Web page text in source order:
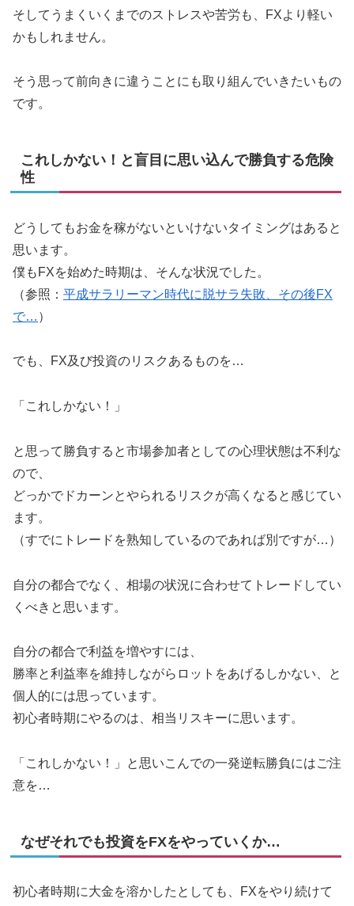
そしてうまくいくまでのストレスや苦労も、FXより軽い
かもしれません。
そう思って前向きに違うことにも取り組んでいきたいもの
です。
これしかない！と盲目に思い込んで勝負する危険
性
どうしてもお金を稼がないといけないタイミングはあると
思います。
僕もFXを始めた時期は、そんな状況でした。
（参照： 平成サラリーマン時代に脱サラ失敗、その後FX
で… ）
でも、FX及び投資のリスクあるものを…
「これしかない！」
と思って勝負すると市場参加者としての心理状態は不利な
ので、
どっかでドカーンとやられるリスクが高くなると感じてい
ます。
（すでにトレードを熟知しているのであれば別ですが…）
自分の都合でなく、相場の状況に合わせてトレードしてい
くべきと思います。
自分の都合で利益を増やすには、
勝率と利益率を維持しながらロットをあげるしかない、と
個人的には思っています。
初心者時期にやるのは、相当リスキーに思います。
「これしかない！」と思いこんでの一発逆転勝負にはご注
意を…
なぜそれでも投資をFXをやっていくか…
初心者時期に大金を溶かしたとしても、FXをやり続けて